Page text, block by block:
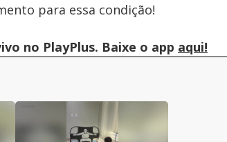
para essa condição!
no PlayPlus. Baixe o app aqui!